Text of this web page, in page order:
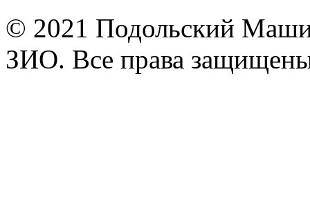
© 2021 Подольский
ЗИО. Все права